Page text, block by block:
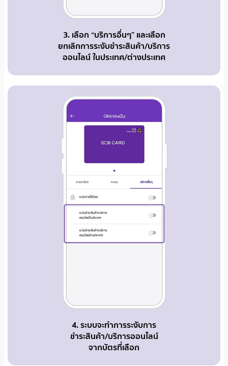
3. เลือก “บริการอื่นๆ” และเลือก
ยกเลิกการระงับชำระสินค้า/บริการ
ออนไลน์ ในประเทศ/ต่างประเทศ
4. ระบบจะทำการระงับการ
ชำระสินค้า/บริการออนไลน์
จากบัตรที่เลือก